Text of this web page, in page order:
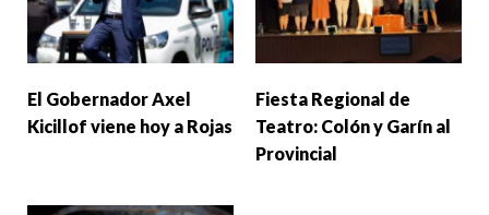
El Gobernador Axel
Kicillof viene hoy a Rojas
Fiesta Regional de
Teatro: Colón y Garín al
Provincial